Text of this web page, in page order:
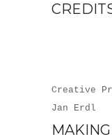
Creative
Jan Erdl